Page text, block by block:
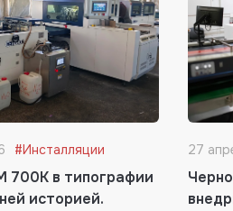
#Инсталляции
700K в типографии
историей.
27